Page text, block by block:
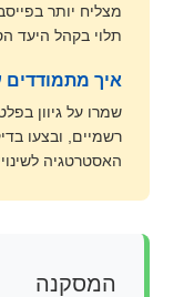
מצליח יותר
תלוי בקהל היעד
איך מתמודדים
שמרו על גיוון
האסטרטגיה
המסקנה